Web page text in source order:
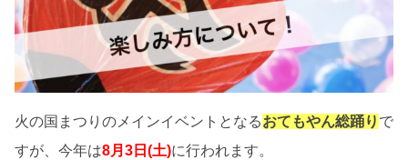
火の国まつりのメインイベントとなるおてもやん総踊り で
すが、今年は8月3日(土)に行われます。